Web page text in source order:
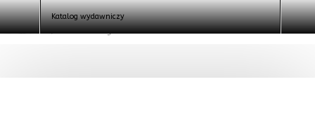
Katalog wydawniczy
Galeria
Kontakt